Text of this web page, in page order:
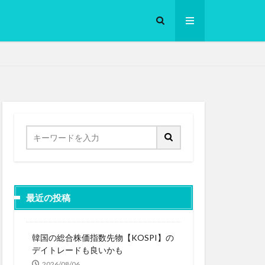
最近の投稿
韓国の総合株価指数先物【KOSPI】の
デイトレードも良いかも